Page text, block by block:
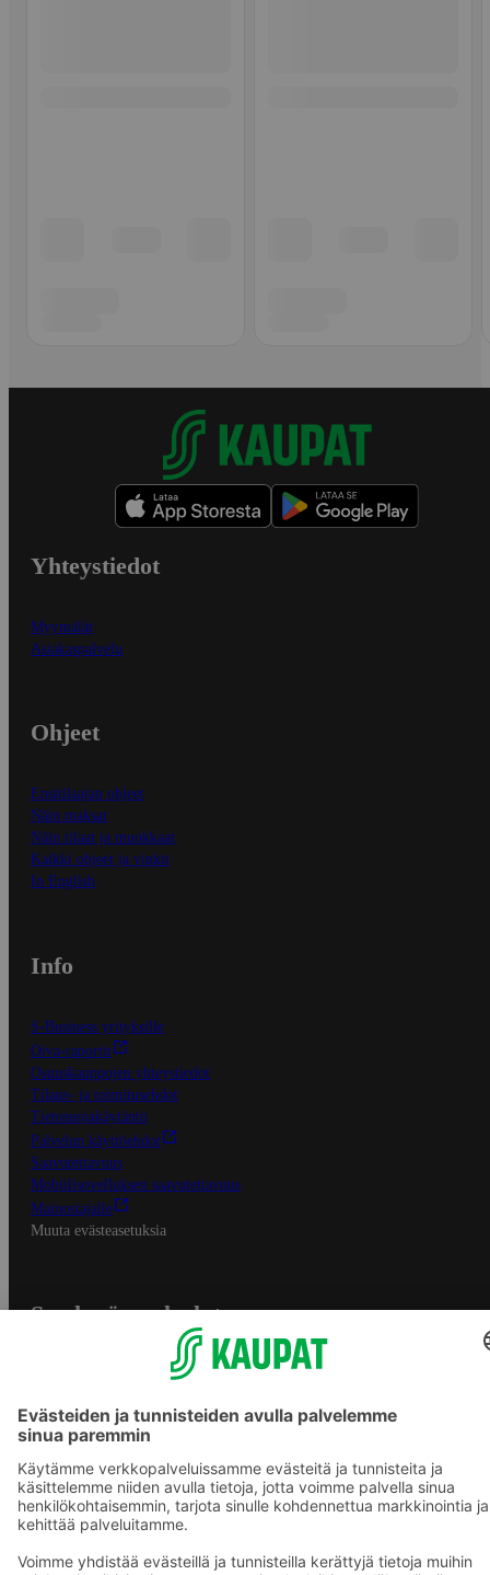
Yhteystiedot
Myymälät
Asiakaspalvelu
Ohjeet
Ensitilaajan ohjeet
Näin maksat
Näin tilaat ja muokkaat
Kaikki ohjeet ja vinkit
In English
Info
S-Business yrityksille
Oiva-raportit
Osuuskauppojen yhteystiedot
Tilaus- ja toimitusehdot
Tietosuojakäytäntö
Palvelun käyttöehdot
Saavutettavuus
Mobiilisovelluksen saavutettavuus
Mainostajalle
Muuta evästeasetuksia
S-ryhmän palvelut
Yhteishyvä Ruoka -sovellus
S-ostoslista -sovellus
Prisma.fi
Sokos.fi
S-Pankki
Sokos Hotels